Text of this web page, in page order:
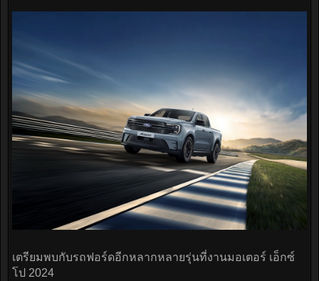
เตรียมพบกับรถฟอร์ดอีกหลากหลายรุ่นที่งานมอเตอร์ เอ็กซ์
โป 2024